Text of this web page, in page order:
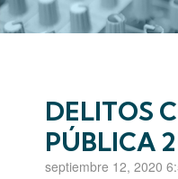
DELITOS
PÚBLICA
septiembre 12, 2020